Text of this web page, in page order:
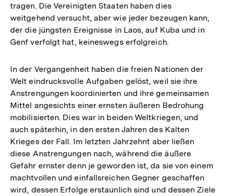
tragen. Die Vereinigten Staaten haben dies
weitgehend versucht, aber wie jeder bezeugen kann,
der die jüngsten Ereignisse in Laos, auf Kuba und in
Genf verfolgt hat, keineswegs erfolgreich.
In der Vergangenheit haben die freien Nationen der
Welt eindrucksvolle Aufgaben gelöst, weil sie ihre
Anstrengungen koordinierten und ihre gemeinsamen
Mittel angesichts einer ernsten äußeren Bedrohung
mobilisierten. Dies war in beiden Weltkriegen, und
auch späterhin, in den ersten Jahren des Kalten
Krieges der Fall. Im letzten Jahrzehnt aber ließen
diese Anstrengungen nach, während die äußere
Gefahr ernster denn je geworden ist, da sie von einem
machtvollen und einfallsreichen Gegner geschaffen
wird, dessen Erfolge erstaunlich sind und dessen Ziele